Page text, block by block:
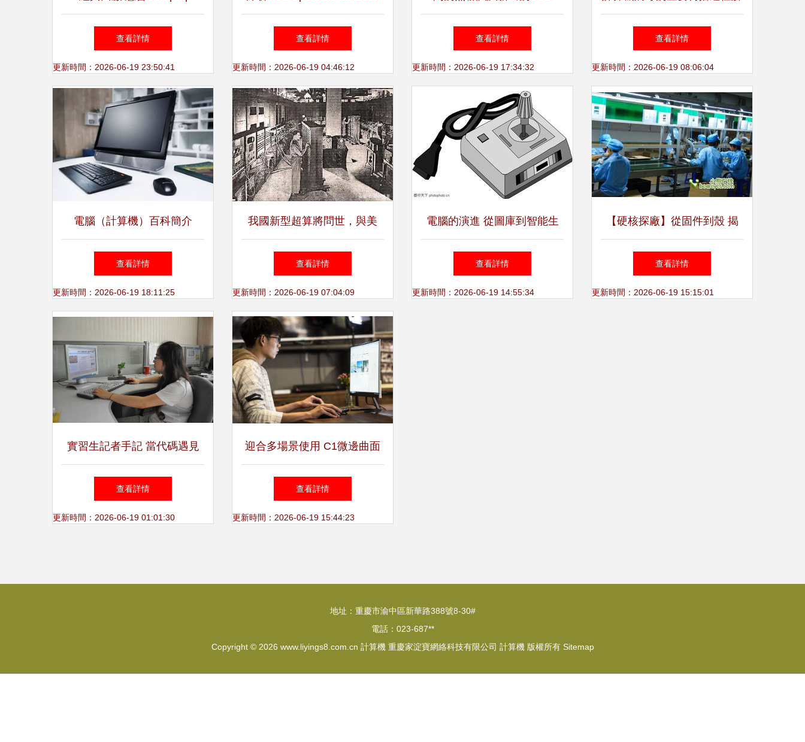
dx2318-2臺式機——低成本商
務辦公之選
查看詳情
更新時間：2026-06-19 23:50:41
22-IT168計算機視角下的照片
揭示的產品細節與市場定位
查看詳情
更新時間：2026-06-19 04:46:12
Powered計算機——在哈密電
腦社區的探索記
查看詳情
更新時間：2026-06-19 17:34:32
析
查看詳情
更新時間：2026-06-19 08:06:04
電腦（計算機）百科簡介
查看詳情
更新時間：2026-06-19 18:11:25
我國新型超算將問世，與美
國“頂點”比誰強誰弱？中國 不
是對手
查看詳情
更新時間：2026-06-19 07:04:09
電腦的演進 從圖庫到智能生
活的核心
查看詳情
更新時間：2026-06-19 14:55:34
【硬核探廠】從固件到殼 揭
秘騰達路由器中國生產線全流
程與參考對比
查看詳情
更新時間：2026-06-19 15:15:01
實習生記者手記 當代碼遇見
筆尖
查看詳情
更新時間：2026-06-19 01:01:30
迎合多場景使用 C1微邊曲面
電腦一體機體驗最出色
查看詳情
更新時間：2026-06-19 15:44:23
地址：重慶市渝中區新華路388號8-30#
電話：023-687**
Copyright © 2026 www.liyings8.com.cn 計算機 重慶家淀寶網絡科技有限公司 計算機 版權所有 Sitemap